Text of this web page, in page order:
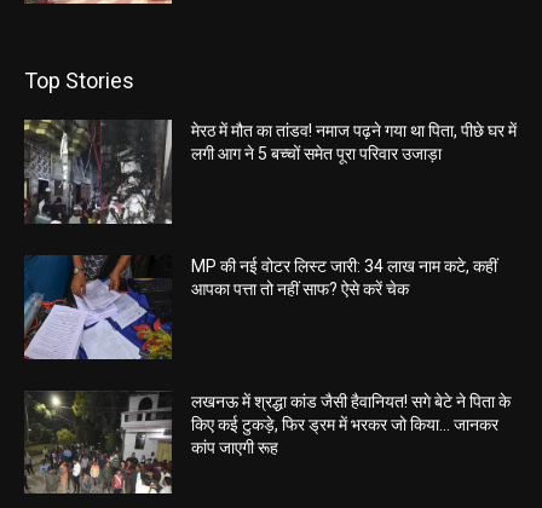
Top Stories
मेरठ में मौत का तांडव! नमाज पढ़ने गया था पिता, पीछे घर में
लगी आग ने 5 बच्चों समेत पूरा परिवार उजाड़ा
MP की नई वोटर लिस्ट जारी: 34 लाख नाम कटे, कहीं
आपका पत्ता तो नहीं साफ? ऐसे करें चेक
लखनऊ में श्रद्धा कांड जैसी हैवानियत! सगे बेटे ने पिता के
किए कई टुकड़े, फिर ड्रम में भरकर जो किया… जानकर
कांप जाएगी रूह